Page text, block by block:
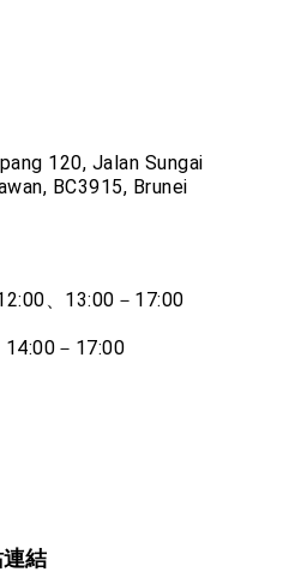
120, Jalan Sungai
BC3915, Brunei
、13:00－17:00
－17:00
結